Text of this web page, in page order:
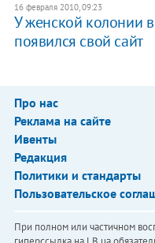
16 февраля 2010, 09:23
У женской колонии
появился свой сайт
Про нас
Реклама на сайте
Ивенты
Редакция
Политики и стандарты
Пользовательское
При полном или частичном